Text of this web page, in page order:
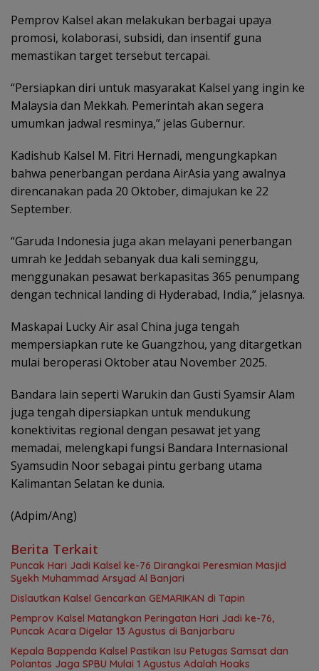
Pemprov Kalsel akan melakukan berbagai upaya
promosi, kolaborasi, subsidi, dan insentif guna
memastikan target tersebut tercapai.
“Persiapkan diri untuk masyarakat Kalsel yang ingin ke
Malaysia dan Mekkah. Pemerintah akan segera
umumkan jadwal resminya,” jelas Gubernur.
Kadishub Kalsel M. Fitri Hernadi, mengungkapkan
bahwa penerbangan perdana AirAsia yang awalnya
direncanakan pada 20 Oktober, dimajukan ke 22
September.
“Garuda Indonesia juga akan melayani penerbangan
umrah ke Jeddah sebanyak dua kali seminggu,
menggunakan pesawat berkapasitas 365 penumpang
dengan technical landing di Hyderabad, India,” jelasnya.
Maskapai Lucky Air asal China juga tengah
mempersiapkan rute ke Guangzhou, yang ditargetkan
mulai beroperasi Oktober atau November 2025.
Bandara lain seperti Warukin dan Gusti Syamsir Alam
juga tengah dipersiapkan untuk mendukung
konektivitas regional dengan pesawat jet yang
memadai, melengkapi fungsi Bandara Internasional
Syamsudin Noor sebagai pintu gerbang utama
Kalimantan Selatan ke dunia.
(Adpim/Ang)
Berita Terkait
Puncak Hari Jadi Kalsel ke-76 Dirangkai Peresmian Masjid
Syekh Muhammad Arsyad Al Banjari
Dislautkan Kalsel Gencarkan GEMARIKAN di Tapin
Pemprov Kalsel Matangkan Peringatan Hari Jadi ke-76,
Puncak Acara Digelar 13 Agustus di Banjarbaru
Kepala Bappenda Kalsel Pastikan Isu Petugas Samsat dan
Polantas Jaga SPBU Mulai 1 Agustus Adalah Hoaks